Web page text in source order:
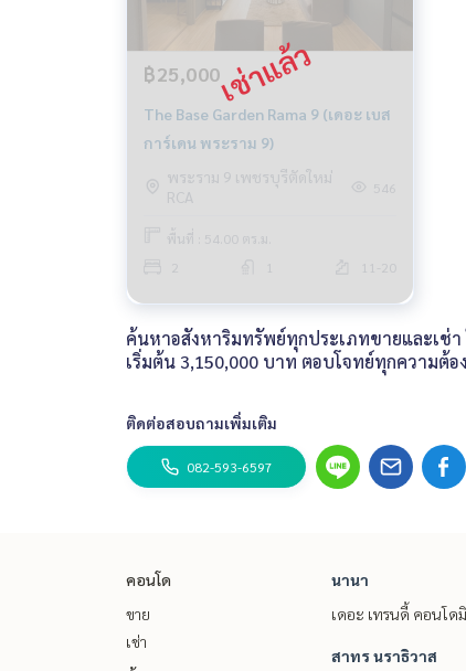
฿25,000
The Base Garden Rama 9 (เดอะ เบส
การ์เดน พระราม 9)
พระราม 9 เพชรบุรีตัดใหม่
RCA
546
พื้นที่ : 54.00 ตร.ม.
11-20
ค้นหาอสังหาริมทรัพย์ทุกประเภทขายและเช่า
เริ่มต้น 3,150,000 บาท ตอบโจทย์ทุกความต้อ
ติดต่อสอบถามเพิ่มเติม
082-593-6597
คอนโด
ขาย
เช่า
นานา
เดอะ เทรนดี้ คอนโด
สาทร นราธิวาส